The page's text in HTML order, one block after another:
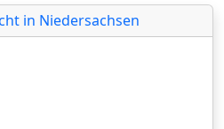
in Niedersachsen